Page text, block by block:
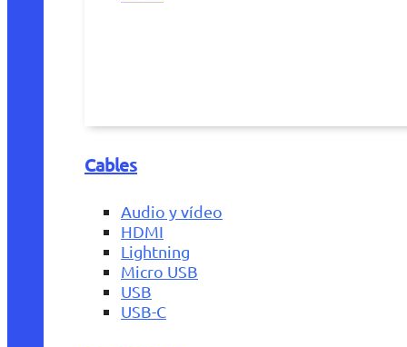
Cables
Audio y vídeo
HDMI
Lightning
Micro USB
USB
USB-C